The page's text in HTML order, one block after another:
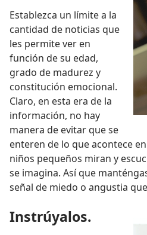
Establezca un límite a la
cantidad de noticias que
les permite ver en
función de su edad,
grado de madurez y
constitución emocional.
Claro, en esta era de la
información, no hay
manera de evitar que se
enteren de lo que acontece
niños pequeños miran y
se imagina. Así que
señal de miedo o angustia
Instrúyalos.